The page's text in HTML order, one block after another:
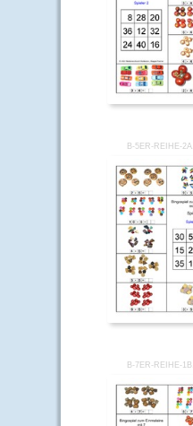
B-5ER-REIHE-
B-7ER-REIHE-